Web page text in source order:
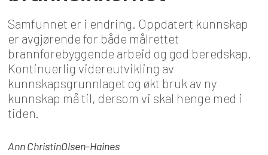
Samfunnet er i endring. Oppdatert kunnskap
er avgjørende for både målrettet
brannforebyggende arbeid og god beredskap.
Kontinuerlig videreutvikling av
kunnskapsgrunnlaget og økt bruk av ny
kunnskap må til, dersom vi skal henge med i
tiden.
Ann ChristinOlsen-Haines